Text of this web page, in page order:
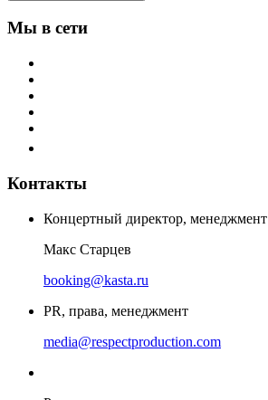
Мы в сети
Контакты
Концертный директор, менеджмент
Макс Старцев
booking@kasta.ru
PR, права, менеджмент
media@respectproduction.com